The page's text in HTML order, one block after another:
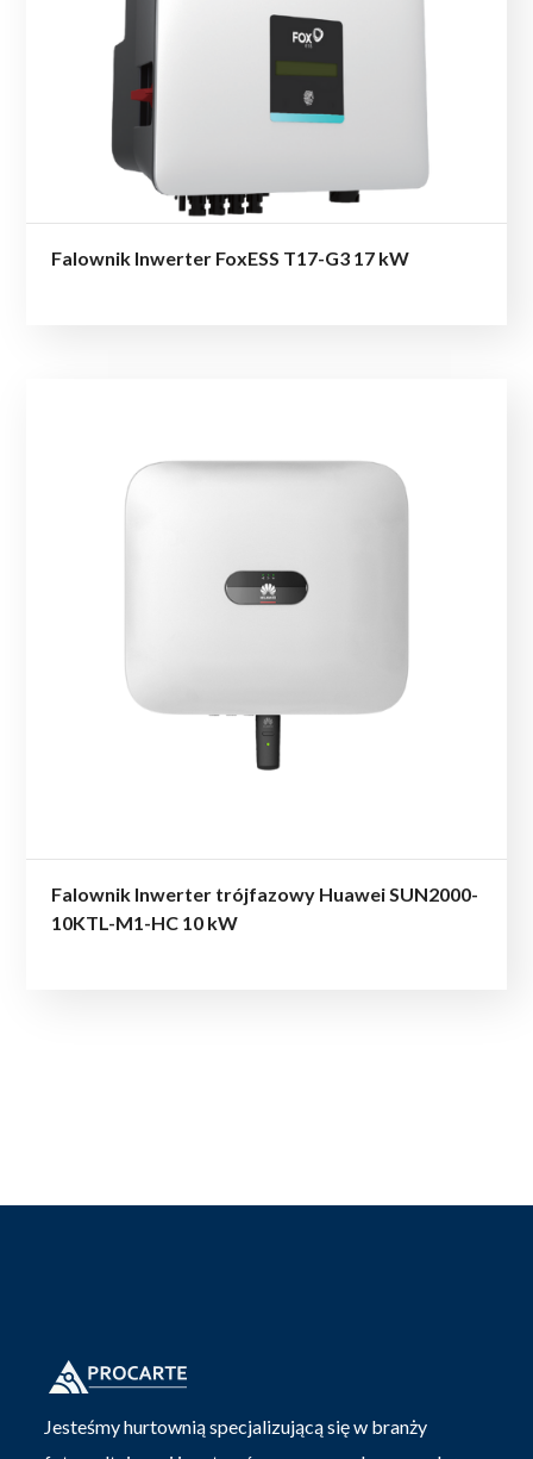
Falownik Inwerter FoxESS T17-G3 17 kW
Falownik Inwerter trójfazowy Huawei SUN2000-
10KTL-M1-HC 10 kW
Jesteśmy hurtownią specjalizującą się w branży